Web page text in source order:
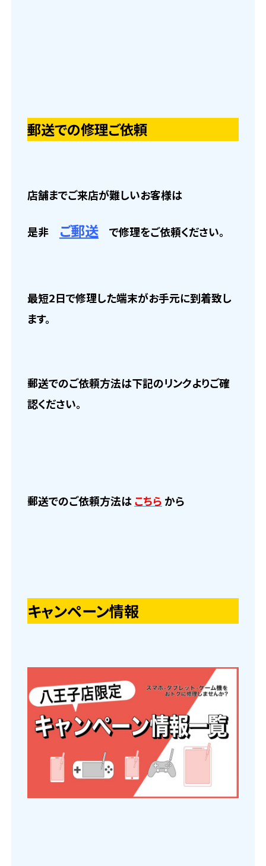
郵送での修理ご依頼
店舗までご来店が難しいお客様は
是非 ご郵送で修理をご依頼ください。
最短2日で修理した端末がお手元に到着致し
ます。
郵送でのご依頼方法は下記のリンクよりご確
認ください。
郵送でのご依頼方法はこちら から
キャンペーン情報